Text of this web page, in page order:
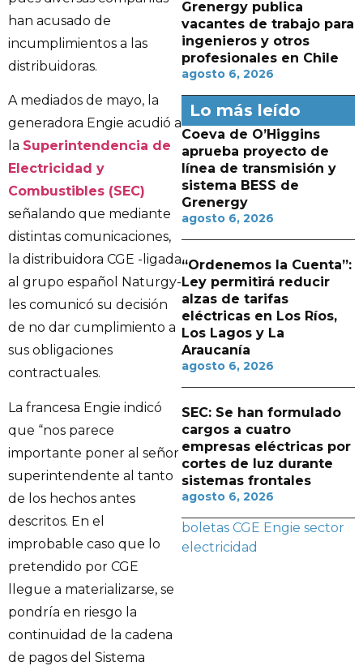
han acusado de
incumplimientos a las
distribuidoras.
A mediados de mayo, la
generadora Engie acudió a
la Superintendencia de
Electricidad y
Combustibles (SEC)
señalando que mediante
distintas comunicaciones,
la distribuidora CGE -ligada
al grupo español Naturgy-
les comunicó su decisión
de no dar cumplimiento a
sus obligaciones
contractuales.
La francesa Engie indicó
que “nos parece
importante poner al señor
superintendente al tanto
de los hechos antes
descritos. En el
improbable caso que lo
pretendido por CGE
llegue a materializarse, se
pondría en riesgo la
continuidad de la cadena
de pagos del Sistema
Grenergy publica
vacantes de trabajo para
ingenieros y otros
profesionales en Chile
agosto 6, 2026
Lo más leído
Coeva de O’Higgins
aprueba proyecto de
línea de transmisión y
sistema BESS de
Grenergy
agosto 6, 2026
“Ordenemos la Cuenta”:
Ley permitirá reducir
alzas de tarifas
eléctricas en Los Ríos,
Los Lagos y La
Araucanía
agosto 6, 2026
SEC: Se han formulado
cargos a cuatro
empresas eléctricas por
cortes de luz durante
sistemas frontales
agosto 6, 2026
boletas CGE Engie sector
electricidad